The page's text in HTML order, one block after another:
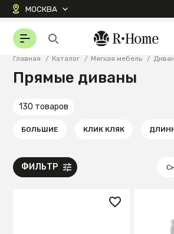
МОСКВА
Главная / Каталог / Мягкая мебель /
Прямые диваны
130 товаров
БОЛЬШИЕ КЛИК КЛЯК
ФИЛЬТР